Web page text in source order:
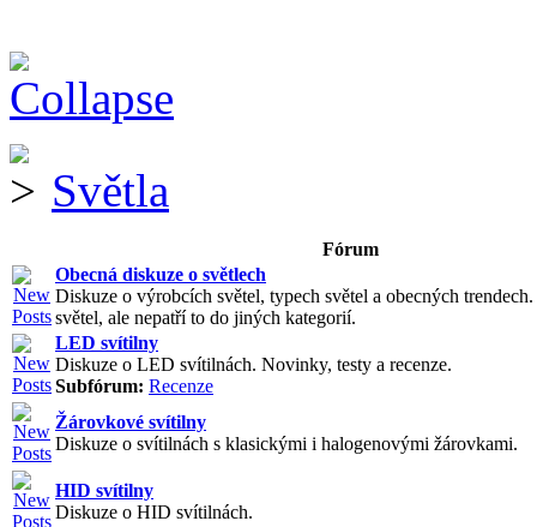
Světla
Fórum
Obecná diskuze o světlech
Diskuze o výrobcích světel, typech světel a obecných
světel, ale nepatří to do jiných kategorií.
LED svítilny
Diskuze o LED svítilnách. Novinky, testy a recenze.
Subfórum: Recenze
Žárovkové svítilny
Diskuze o svítilnách s klasickými i halogenovými žárovkami.
HID svítilny
Diskuze o HID svítilnách.